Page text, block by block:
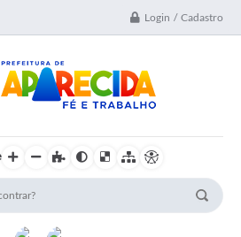
Login / Cadastro